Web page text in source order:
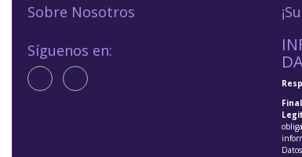
Sobre Nosotros
Síguenos en: